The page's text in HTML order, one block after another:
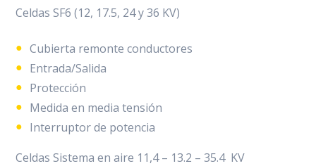
Celdas SF6 (12, 17.5, 24 y 36 KV)
Cubierta remonte conductores
Entrada/Salida
Protección
Medida en media tensión
Interruptor de potencia
Celdas Sistema en aire 11,4 – 13.2 – 35.4 KV